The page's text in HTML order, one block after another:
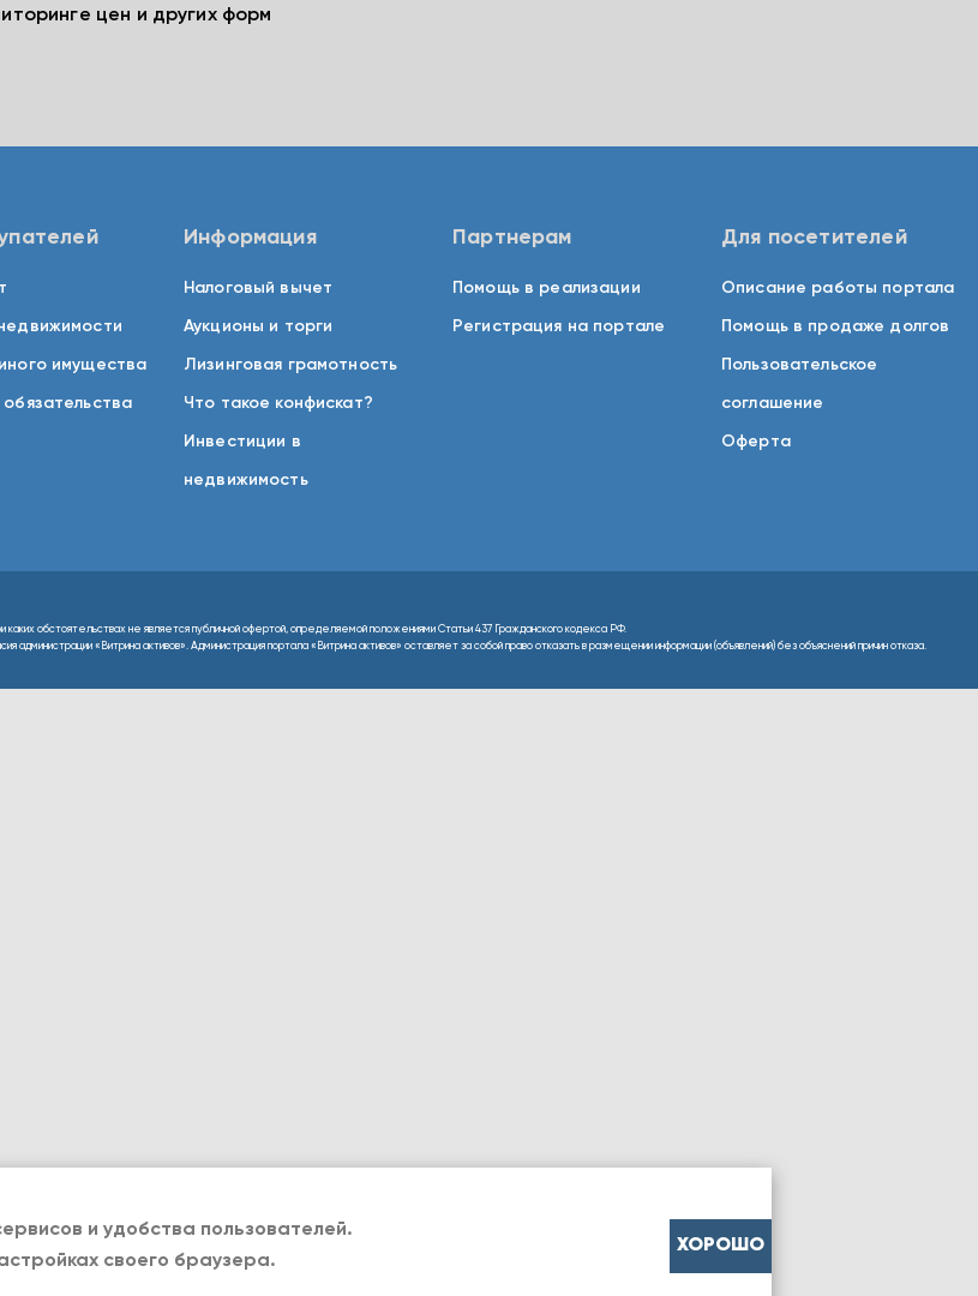
цен и других форм
имущества
Информация
Налоговый вычет
Аукционы и торги
Лизинговая грамотность
Что такое конфискат?
Инвестиции в
недвижимость
Партнерам
Помощь в реализации
Регистрация на портале
Для посетителей
Описание работы портала
Помощь в продаже долгов
Пользовательское
соглашение
Оферта
каких обстоятельствах не является публичной офертой, определяемой положениями Статьи 437 Гражданского кодекса РФ.
администрации «Витрина активов». Администрация портала «Витрина активов» оставляет за собой право отказать в размещении информации (объявлений) без объяснений причин отказа.
и удобства пользователей.
своего браузера.
ХОРОШО